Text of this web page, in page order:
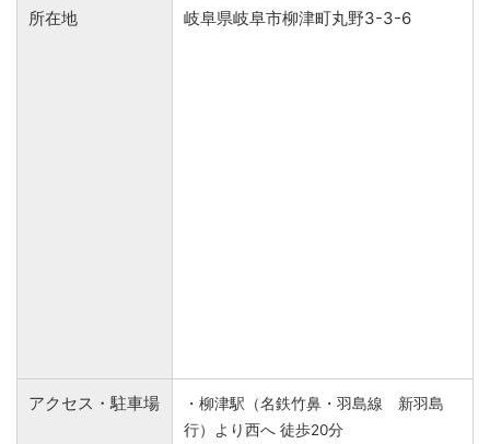
所在地 岐阜県岐阜市柳津町丸野3-3-6
アクセス・駐車場
・柳津駅（名鉄竹鼻・羽島線 新羽島
行）より西へ 徒歩20分